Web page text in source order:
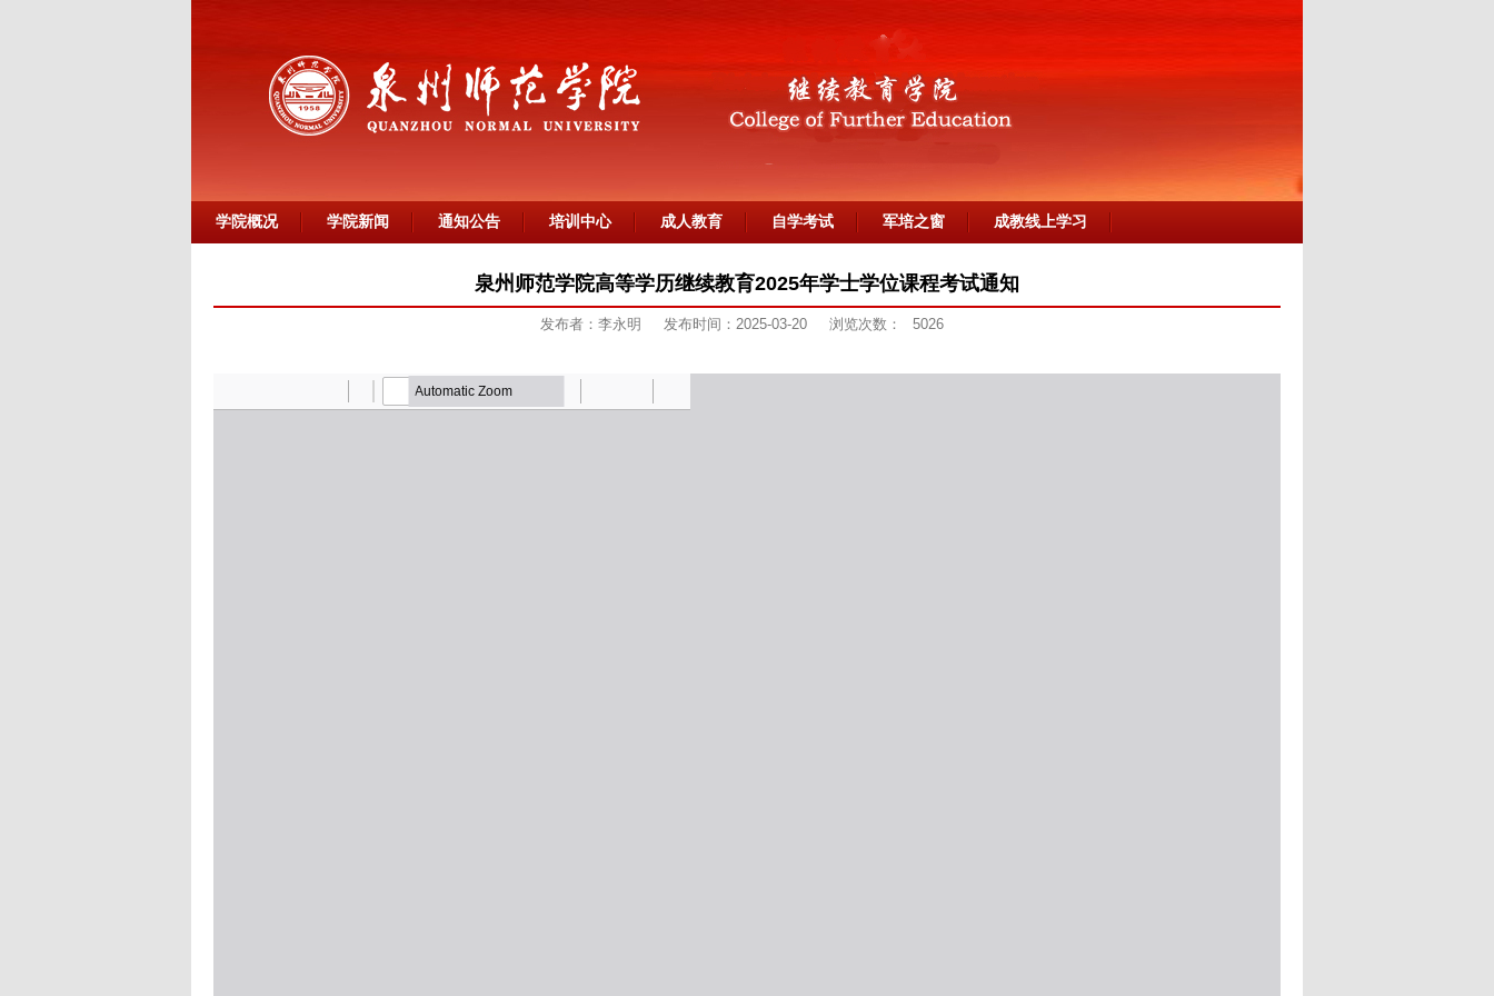
学院概况 学院新闻 通知公告 培训中心 成人教育 自学考试 军培之窗 成教线上学习
泉州师范学院高等学历继续教育2025年学士学位课程考试通知
发布者：李永明 发布时间：2025-03-20 浏览次数： 5026